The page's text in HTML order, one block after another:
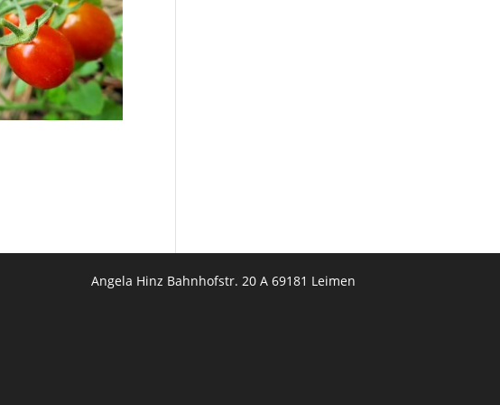
Angela Hinz Bahnhofstr. 20 A 69181 Leimen